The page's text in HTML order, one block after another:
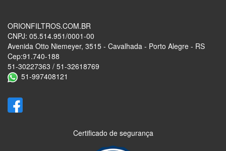
ORIONFILTROS.COM.BR
CNPJ: 05.514.951/0001-00
Avenida Otto Niemeyer, 3515 - Cavalhada - Porto Alegre - RS
Cep:91.740-188
51-30227363 / 51-32618769
51-997408121
Certificado de segurança